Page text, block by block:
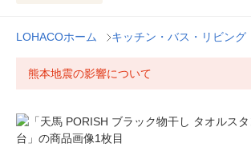
LOHACOホーム キッチン・バス・リビング
熊本地震の影響について